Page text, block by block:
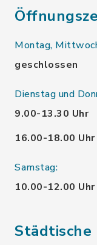
Montag,
geschlossen
Dienstag und
9.00-13.30 Uhr
16.00-18.00 Uhr
Samstag:
10.00-12.00 Uhr
Städtische